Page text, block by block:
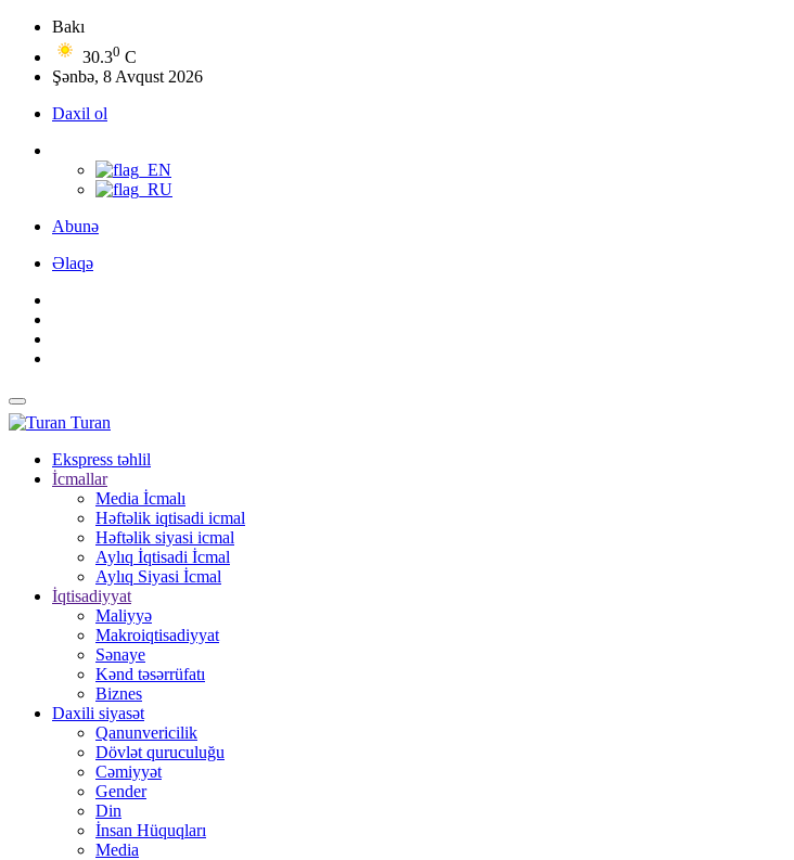
Bakı
30.30 C
Şənbə, 8 Avqust 2026
Daxil ol
Abunə
Əlaqə
Turan
Ekspress təhlil
İcmallar
Media İcmalı
Həftəlik iqtisadi icmal
Həftəlik siyasi icmal
Aylıq İqtisadi İcmal
Aylıq Siyasi İcmal
İqtisadiyyat
Maliyyə
Makroiqtisadiyyat
Sənaye
Kənd təsərrüfatı
Biznes
Daxili siyasət
Qanunvericilik
Dövlət quruculuğu
Cəmiyyət
Gender
Din
İnsan Hüquqları
Media